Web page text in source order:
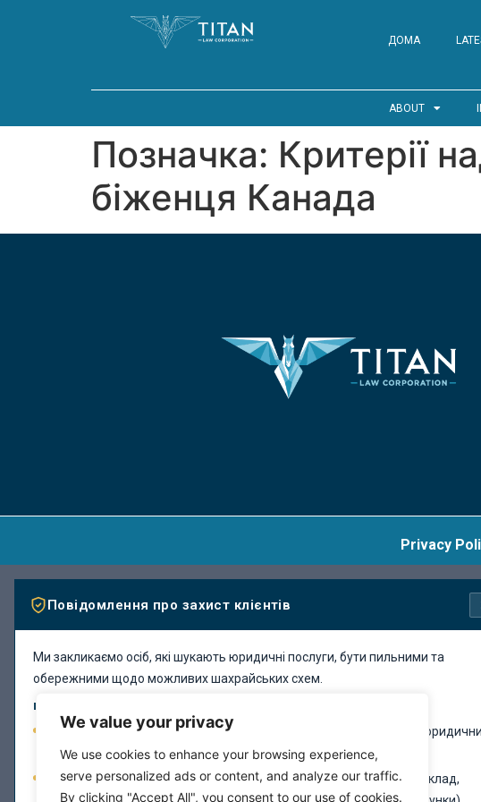
We value your privacy
We use cookies to enhance your browsing experience,
serve personalized ads or content, and analyze our traffic.
By clicking "Accept All", you consent to our use of cookies.
ДОМА
ABOUT
Позначка: Критерії
біженця Канада
Privacy
Повідомлення про захист клієнтів
Ми закликаємо осіб, які шукають юридичні послуги, бути пильними та
обережними щодо можливих шахрайських схем.
БУДЬ ЛАСКА, ЗВЕРНІТЬ УВАГУ:
Ми не зв'язуємося з особами без їхнього запиту з пропозицією
послуг.
Наша фірма не вимагає оплати через незвичайні методи (наприклад,